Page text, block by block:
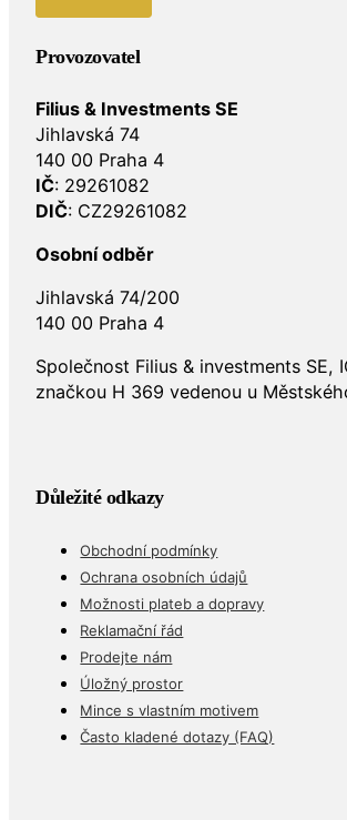
Jihlavská 74
140 00 Praha 4
IČ: 29261082
DIČ: CZ29261082
140 00 Praha 4
značkou H 369 vedenou u
Ochrana osobních údajů
Možnosti plateb a dopravy
Reklamační řád
Prodejte nám
Úložný prostor
Mince s vlastním motivem
Často kladené dotazy (FAQ)